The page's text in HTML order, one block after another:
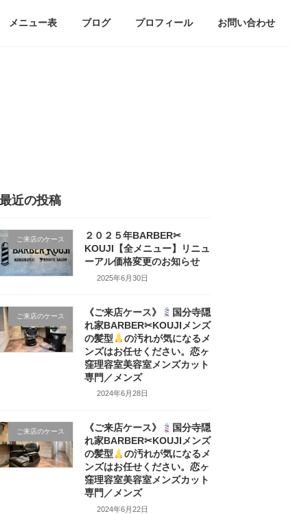
メニュー表 ブログ プロフィール お問い合わせ
最近の投稿
ご来店のケース
２０２５年BARBER✂
KOUJI【全メニュー】リニュ
ーアル価格変更のお知らせ
2025年6月30日
ご来店のケース 《ご来店ケース》
国分寺隠
れ家BARBER✂KOUJIメンズ
の髪型
の汚れが気になるメ
ンズはお任せください。恋ヶ
窪理容室美容室メンズカット
専門／メンズ
2024年6月28日
ご来店のケース 《ご来店ケース》
国分寺隠
れ家BARBER✂KOUJIメンズ
の髪型
の汚れが気になるメ
ンズはお任せください。恋ヶ
窪理容室美容室メンズカット
専門／メンズ
2024年6月22日